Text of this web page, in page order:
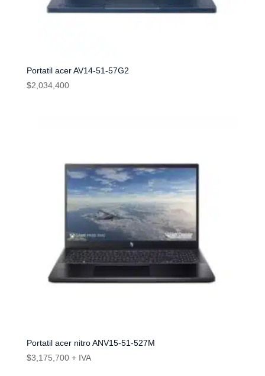
Portatil acer AV14-51-57G2
$2,034,400
Portatil acer nitro ANV15-51-527M
$3,175,700 + IVA